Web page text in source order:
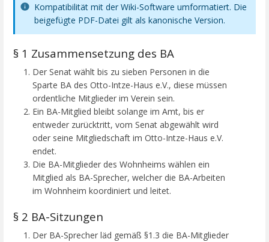
Kompatibilität mit der Wiki-Software umformatiert. Die
beigefügte PDF-Datei gilt als kanonische Version.
§ 1 Zusammensetzung des BA
Der Senat wählt bis zu sieben Personen in die
Sparte BA des Otto-Intze-Haus e.V., diese müssen
ordentliche Mitglieder im Verein sein.
Ein BA-Mitglied bleibt solange im Amt, bis er
entweder zurücktritt, vom Senat abgewählt wird
oder seine Mitgliedschaft im Otto-Intze-Haus e.V.
endet.
Die BA-Mitglieder des Wohnheims wählen ein
Mitglied als BA-Sprecher, welcher die BA-Arbeiten
im Wohnheim koordiniert und leitet.
§ 2 BA-Sitzungen
Der BA-Sprecher läd gemäß §1.3 die BA-Mitglieder